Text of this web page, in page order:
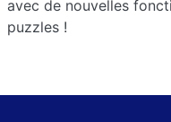
avec de nouvelles
puzzles !